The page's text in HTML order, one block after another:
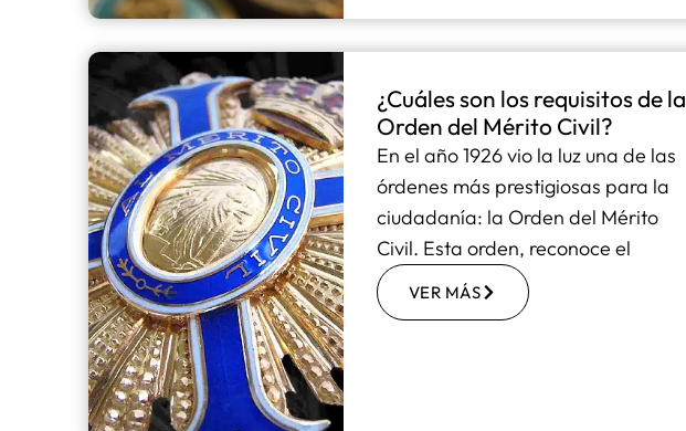
¿Cuáles son los requisitos de la
Orden del Mérito Civil?
En el año 1926 vio la luz una de las
órdenes más prestigiosas para la
ciudadanía: la Orden del Mérito
Civil. Esta orden, reconoce el
VER MÁS